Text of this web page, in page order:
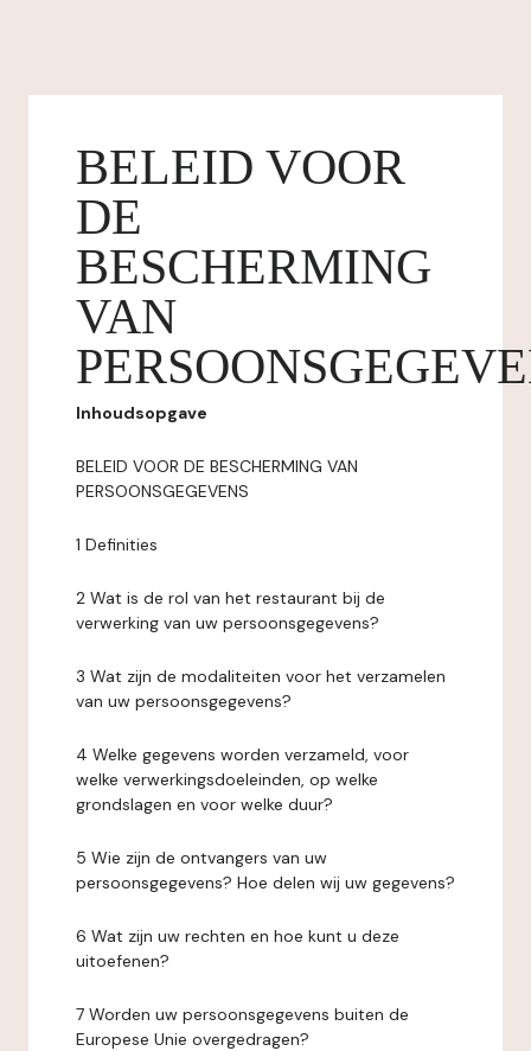
BELEID VOOR
DE
BESCHERMING
VAN
Inhoudsopgave
BELEID VOOR DE BESCHERMING VAN
PERSOONSGEGEVENS
1 Definities
2 Wat is de rol van het restaurant bij de
verwerking van uw persoonsgegevens?
3 Wat zijn de modaliteiten voor het verzamelen
van uw persoonsgegevens?
4 Welke gegevens worden verzameld, voor
welke verwerkingsdoeleinden, op welke
grondslagen en voor welke duur?
5 Wie zijn de ontvangers van uw
persoonsgegevens? Hoe delen wij uw gegevens?
6 Wat zijn uw rechten en hoe kunt u deze
uitoefenen?
7 Worden uw persoonsgegevens buiten de
Europese Unie overgedragen?